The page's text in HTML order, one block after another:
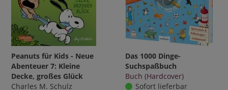
Peanuts für Kids - Neue
Abenteuer 7: Kleine
Decke, großes Glück
Charles M. Schulz
Das 1000 Dinge-
Suchspaßbuch
Buch (Hardcover)
Sofort lieferbar